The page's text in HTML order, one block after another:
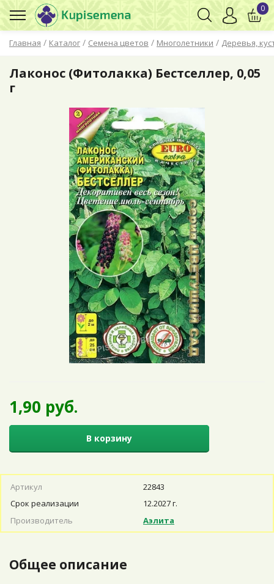
Главная / Каталог / Семена цветов / Многолетники / Деревья,
0
Лаконос (Фитолакка) Бестселлер, 0,05
г
1,90 руб.
В корзину
Артикул
22843
Срок реализации
12.2027 г.
Производитель
Аэлита
Общее описание